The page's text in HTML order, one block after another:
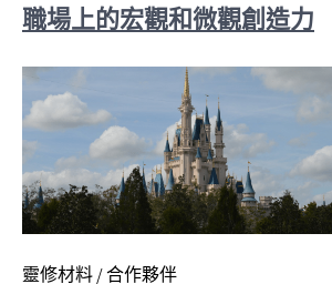
職場上的宏觀和微觀創造力
靈修材料 / 合作夥伴